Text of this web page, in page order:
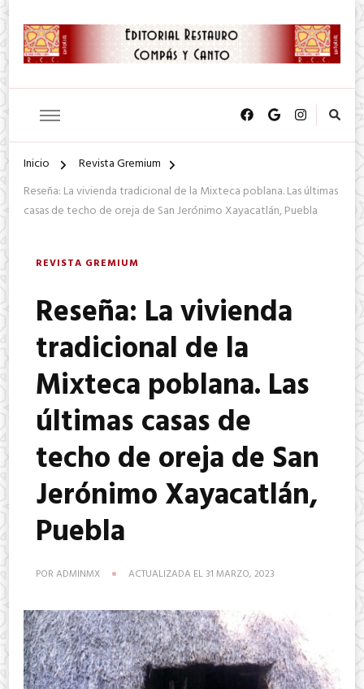
Inicio
Revista Gremium
Reseña: La vivienda tradicional de la Mixteca poblana. Las últimas
casas de techo de oreja de San Jerónimo Xayacatlán, Puebla
REVISTA GREMIUM
Reseña: La vivienda
tradicional de la
Mixteca poblana. Las
últimas casas de
techo de oreja de San
Jerónimo Xayacatlán,
Puebla
POR ADMINMX ACTUALIZADA EL 31 MARZO, 2023